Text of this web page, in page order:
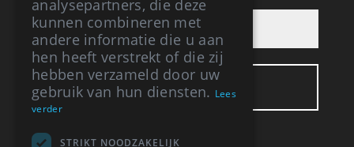
analysepartners, die deze
kunnen combineren met
andere informatie die u aan
hen heeft verstrekt of die zij
hebben verzameld door uw
gebruik van hun diensten. Lees
verder
STRIKT NOODZAKELIJK